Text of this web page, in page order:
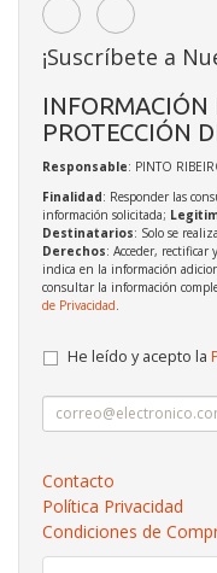
¡Suscríbete a
INFORMACIÓN
PROTECCIÓN
Responsable: PINTO
Finalidad: Responder las
información solicitada;
Destinatarios: Solo se
Derechos: Acceder, rectificar
indica en la información
consultar la información
de Privacidad
He leído y acepto la
Contacto
Política Privacidad
Condiciones de